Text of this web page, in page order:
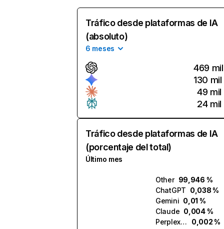
Tráfico desde plataformas de IA
(absoluto)
6 meses
469 mil
130 mil
49 mil
24 mil
Tráfico desde plataformas de IA
(porcentaje del total)
Último mes
Other 99,946 %
ChatGPT 0,038 %
Gemini 0,01 %
Claude 0,004 %
Perplexity
0,002 %